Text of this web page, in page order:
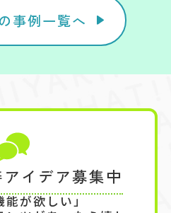
事例一覧へ
イデア募集中
能が欲しい」